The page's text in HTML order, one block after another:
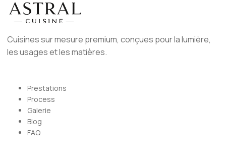
Cuisines sur mesure premium, conçues pour la lumière,
les usages et les matières.
Prestations
Process
Galerie
Blog
FAQ